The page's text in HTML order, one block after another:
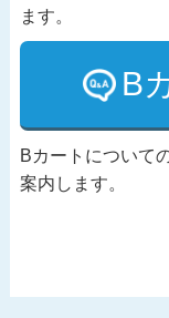
ます。
B
Bカートについて
案内します。